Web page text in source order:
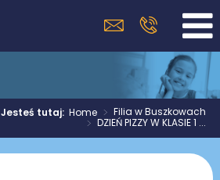
Jesteś tutaj:Home > Filia w Buszkowach
> DZIEŃ PIZZY W KLASIE 1 ...